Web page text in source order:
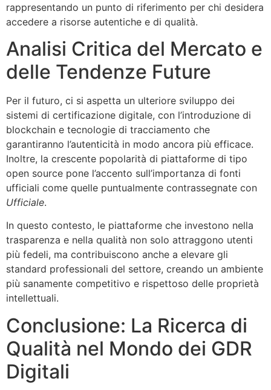
rappresentando un punto di riferimento per chi desidera
accedere a risorse autentiche e di qualità.
Analisi Critica del Mercato e
delle Tendenze Future
Per il futuro, ci si aspetta un ulteriore sviluppo dei
sistemi di certificazione digitale, con l’introduzione di
blockchain e tecnologie di tracciamento che
garantiranno l’autenticità in modo ancora più efficace.
Inoltre, la crescente popolarità di piattaforme di tipo
open source pone l’accento sull’importanza di fonti
ufficiali come quelle puntualmente contrassegnate con
Ufficiale.
In questo contesto, le piattaforme che investono nella
trasparenza e nella qualità non solo attraggono utenti
più fedeli, ma contribuiscono anche a elevare gli
standard professionali del settore, creando un ambiente
più sanamente competitivo e rispettoso delle proprietà
intellettuali.
Conclusione: La Ricerca di
Qualità nel Mondo dei GDR
Digitali